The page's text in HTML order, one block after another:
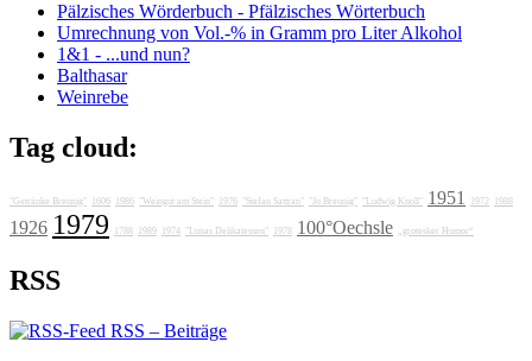
Pälzisches Wörderbuch - Pfälzisches Wörterbuch
Umrechnung von Vol.-% in Gramm pro Liter Alkohol
1&1 - ...und nun?
Balthasar
Weinrebe
Tag cloud:
"Getränke Breunig" 1606 1986 "Weingut am Stein" 1976 "Stefan Sattran" "Jo Breunig" "Ludwig Knoll" 1951 1972 1988
1926 1979 1788 1989 1974 "Lunas Delikatessen" 1978 100°Oechsle „grotesker Humor“
RSS
RSS – Beiträge